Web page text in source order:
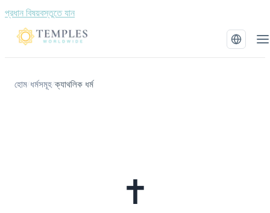
প্রধান বিষয়বস্তুতে যান
হোম/ ধর্মসমূহ/ক্যাথলিক ধর্ম
✝️